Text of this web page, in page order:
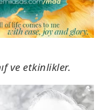
ve etkinlikler.